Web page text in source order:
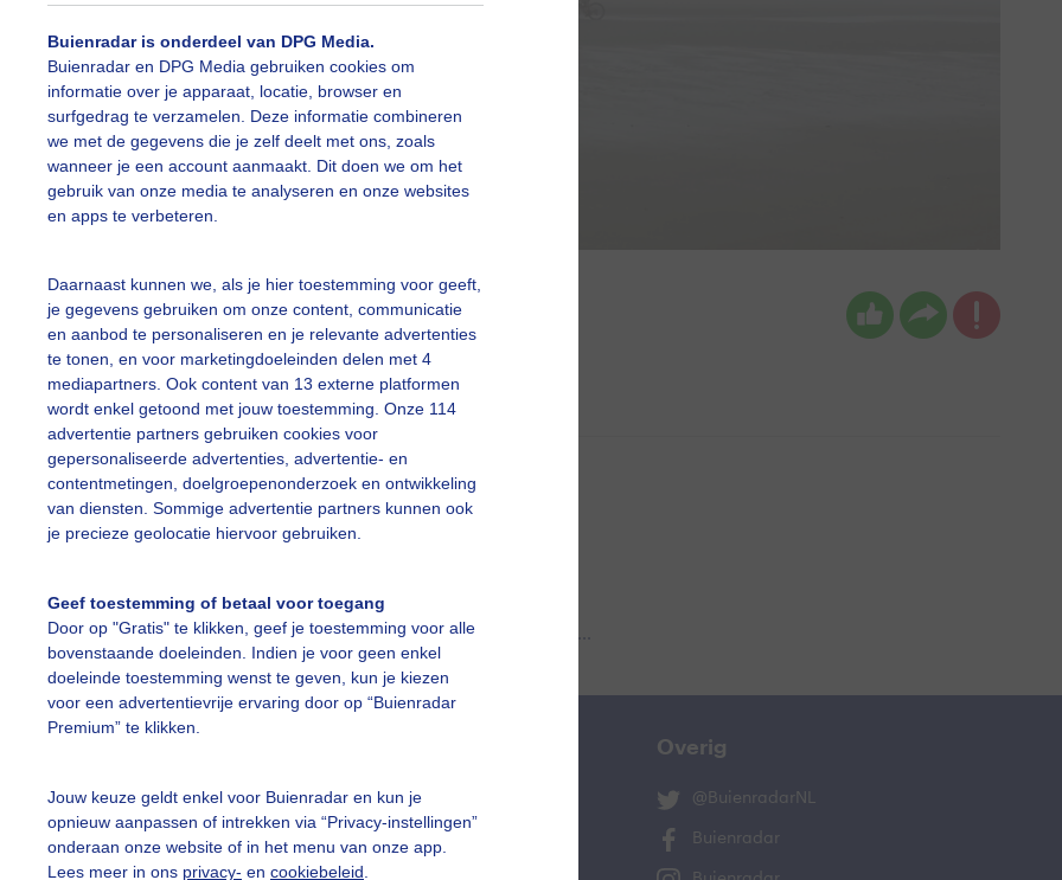
Buienradar is onderdeel van DPG Media.
Buienradar en DPG Media gebruiken cookies om
informatie over je apparaat, locatie, browser en
surfgedrag te verzamelen. Deze informatie combineren
we met de gegevens die je zelf deelt met ons, zoals
wanneer je een account aanmaakt. Dit doen we om het
gebruik van onze media te analyseren en onze websites
en apps te verbeteren.
Daarnaast kunnen we, als je hier toestemming voor geeft,
je gegevens gebruiken om onze content, communicatie
en aanbod te personaliseren en je relevante advertenties
te tonen, en voor marketingdoeleinden delen met 4
mediapartners. Ook content van 13 externe platformen
wordt enkel getoond met jouw toestemming. Onze 114
advertentie partners gebruiken cookies voor
gepersonaliseerde advertenties, advertentie- en
contentmetingen, doelgroepenonderzoek en ontwikkeling
van diensten. Sommige advertentie partners kunnen ook
je precieze geolocatie hiervoor gebruiken.
Geef toestemming of betaal voor toegang
Door op "Gratis" te klikken, geef je toestemming voor alle
bovenstaande doeleinden. Indien je voor geen enkel
doeleinde toestemming wenst te geven, kun je kiezen
voor een advertentievrije ervaring door op “Buienradar
Premium” te klikken.
Jouw keuze geldt enkel voor Buienradar en kun je
opnieuw aanpassen of intrekken via “Privacy-instellingen”
onderaan onze website of in het menu van onze app.
Lees meer in ons privacy- en cookiebeleid
dag dikke mist op Terschelling
Chantal van Tol Gemaakt: 08-11-2025, 43x bekeken
#mistig
slideshow
Een moment geduld aub...
vragen
De Bilt
Overig
@BuienradarNL
Buienradar